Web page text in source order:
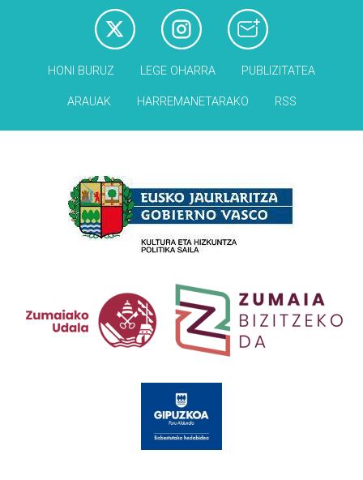
HONI BURUZ LEGE OHARRA PUBLIZITATEA
ARAUAK HARREMANETARAKO RSS